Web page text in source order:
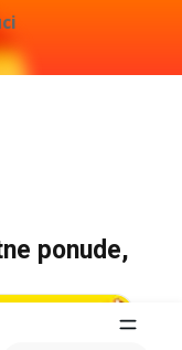
ponude,